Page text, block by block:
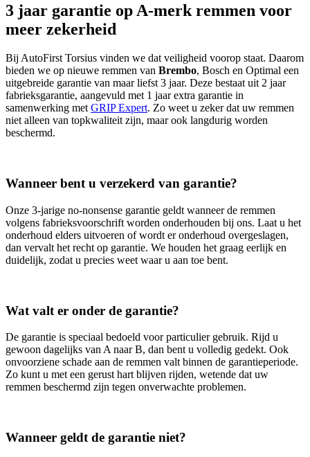
3 jaar garantie op A-merk remmen voor
meer zekerheid
Bij AutoFirst Torsius vinden we dat veiligheid voorop staat. Daarom
bieden we op nieuwe remmen van Brembo, Bosch en Optimal een
uitgebreide garantie van maar liefst 3 jaar. Deze bestaat uit 2 jaar
fabrieksgarantie, aangevuld met 1 jaar extra garantie in
samenwerking metGRIP Expert. Zo weet u zeker dat uw remmen
niet alleen van topkwaliteit zijn, maar ook langdurig worden
beschermd.
Wanneer bent u verzekerd van garantie?
Onze 3‑jarige no‑nonsense garantie geldt wanneer de remmen
volgens fabrieksvoorschrift worden onderhouden bij ons. Laat u het
onderhoud elders uitvoeren of wordt er onderhoud overgeslagen,
dan vervalt het recht op garantie. We houden het graag eerlijk en
duidelijk, zodat u precies weet waar u aan toe bent.
Wat valt er onder de garantie?
De garantie is speciaal bedoeld voor particulier gebruik. Rijd u
gewoon dagelijks van A naar B, dan bent u volledig gedekt. Ook
onvoorziene schade aan de remmen valt binnen de garantieperiode.
Zo kunt u met een gerust hart blijven rijden, wetende dat uw
remmen beschermd zijn tegen onverwachte problemen.
Wanneer geldt de garantie niet?